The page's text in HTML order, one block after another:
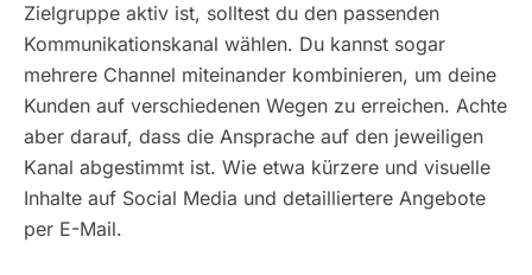
Zielgruppe aktiv ist, solltest du den passenden
Kommunikationskanal wählen. Du kannst sogar
mehrere Channel miteinander kombinieren, um deine
Kunden auf verschiedenen Wegen zu erreichen. Achte
aber darauf, dass die Ansprache auf den jeweiligen
Kanal abgestimmt ist. Wie etwa kürzere und visuelle
Inhalte auf Social Media und detailliertere Angebote
per E-Mail.